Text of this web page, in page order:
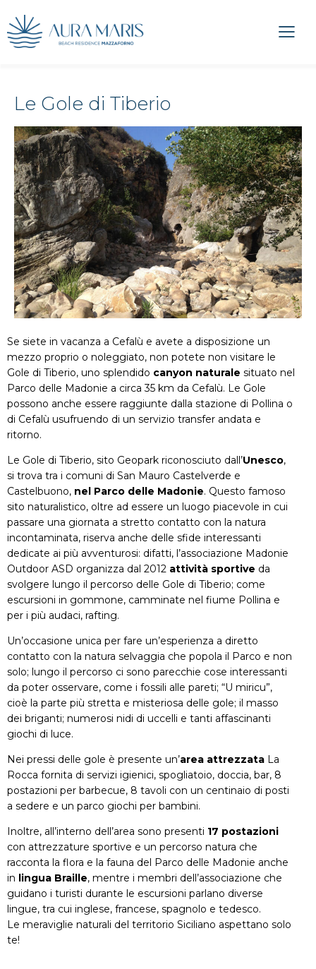
Le Gole di Tiberio
Se siete in vacanza a Cefalù e avete a disposizione un
mezzo proprio o noleggiato, non potete non visitare le
Gole di Tiberio, uno splendido canyon naturale situato nel
Parco delle Madonie a circa 35 km da Cefalù. Le Gole
possono anche essere raggiunte dalla stazione di Pollina o
di Cefalù usufruendo di un servizio transfer andata e
ritorno.
Le Gole di Tiberio, sito Geopark riconosciuto dall’Unesco,
si trova tra i comuni di San Mauro Castelverde e
Castelbuono, nel Parco delle Madonie. Questo famoso
sito naturalistico, oltre ad essere un luogo piacevole in cui
passare una giornata a stretto contatto con la natura
incontaminata, riserva anche delle sfide interessanti
dedicate ai più avventurosi: difatti, l’associazione Madonie
Outdoor ASD organizza dal 2012 attività sportive da
svolgere lungo il percorso delle Gole di Tiberio; come
escursioni in gommone, camminate nel fiume Pollina e
per i più audaci, rafting.
Un’occasione unica per fare un’esperienza a diretto
contatto con la natura selvaggia che popola il Parco e non
solo; lungo il percorso ci sono parecchie cose interessanti
da poter osservare, come i fossili alle pareti; “U miricu”,
cioè la parte più stretta e misteriosa delle gole; il masso
dei briganti; numerosi nidi di uccelli e tanti affascinanti
giochi di luce.
Nei pressi delle gole è presente un’area attrezzata La
Rocca fornita di servizi igienici, spogliatoio, doccia, bar, 8
postazioni per barbecue, 8 tavoli con un centinaio di posti
a sedere e un parco giochi per bambini.
Inoltre, all’interno dell’area sono presenti 17 postazioni
con attrezzature sportive e un percorso natura che
racconta la flora e la fauna del Parco delle Madonie anche
in lingua Braille, mentre i membri dell’associazione che
guidano i turisti durante le escursioni parlano diverse
lingue, tra cui inglese, francese, spagnolo e tedesco.
Le meraviglie naturali del territorio Siciliano aspettano solo
te!